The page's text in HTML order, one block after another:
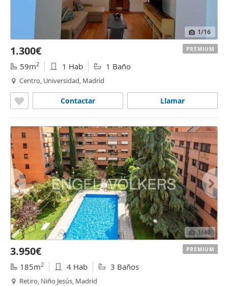
1/16
1.300€
59m2 1 Hab 1 Baño
Centro, Universidad, Madrid
Llamar
Contactar
PREMIUM
1/40
3.950€
185m2 4 Hab 3 Baños
Retiro, Niño Jesús, Madrid
PREMIUM